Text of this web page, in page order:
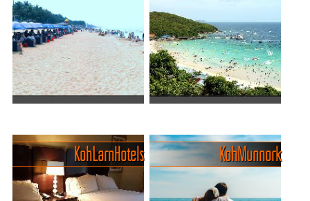
hübscher und beliebter
Strand in der Küstenstadt
Pattaya in Thailand. Er
befindet sich im Norden von
Pattaya und ist bekannt f...
der Küste Thailands, das
mit seinem charmanten
Ambiente und seinen unter
der Woche unberührten
Str...
Lust auf einen Strandtag
mitten drin im Thai-Leben.
Bang Saen Beach ist der
Tipp der Thais –
Pattayas
Koh Larn – die kleine Insel
vor Pattaya, die man
entweder liebt oder
Koh Larn Hotels Koh Munnork